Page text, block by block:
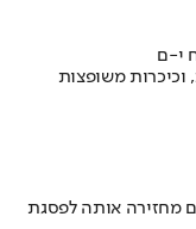
י-ם
וכיכרות משופצות
מחזירה אותה לפסגת